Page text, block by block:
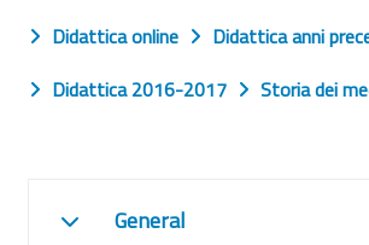
Didattica online
Didattica anni
Didattica 2016-2017
Storia dei
Section outline
CollapseGeneral